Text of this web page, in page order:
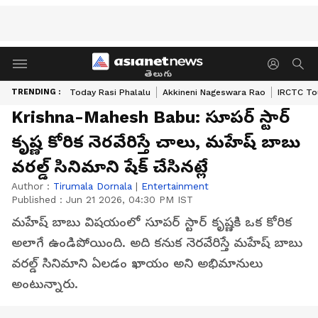
తెలుగు
TRENDING : Today Rasi Phalalu Akkineni Nageswara Rao IRCTC
Krishna-Mahesh Babu: సూపర్ స్టార్
కృష్ణ కోరిక నెరవేరిస్తే చాలు, మహేష్ బాబు
వరల్డ్ సినిమాని షేక్ చేసినట్లే
Author : Tirumala Dornala | Entertainment
Published : Jun 21 2026, 04:30 PM IST
మహేష్ బాబు విషయంలో సూపర్ స్టార్ కృష్ణకి ఒక కోరిక
అలాగే ఉండిపోయింది. అది కనుక నెరవేరిస్తే మహేష్ బాబు
వరల్డ్ సినిమాని ఏలడం ఖాయం అని అభిమానులు
అంటున్నారు.